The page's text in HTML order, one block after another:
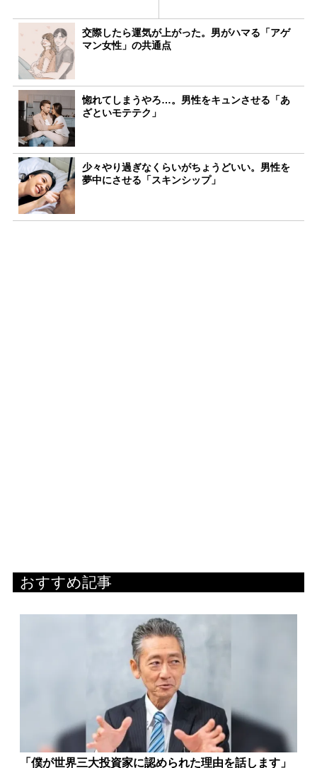
交際したら運気が上がった。男がハマる「アゲ
マン女性」の共通点
惚れてしまうやろ…。男性をキュンさせる「あ
ざといモテテク」
少々やり過ぎなくらいがちょうどいい。男性を
夢中にさせる「スキンシップ」
おすすめ記事
「僕が世界三大投資家に認められた理由を話します」